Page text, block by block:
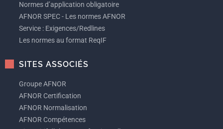
Normes d’application obligatoire
AFNOR SPEC - Les normes AFNOR
Service : Exigences/Redlines
Les normes au format ReqIF
SITES ASSOCIÉS
Groupe AFNOR
AFNOR Certification
AFNOR Normalisation
AFNOR Compétences